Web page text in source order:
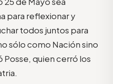
para reflexionar y
todos juntos para
sólo como Nación sino
quien cerró los